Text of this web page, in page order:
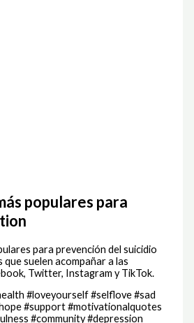
populares para
para prevención del suicidio
suelen acompañar a las
Twitter, Instagram y TikTok.
#loveyourself #selflove #sad
#support #motivationalquotes
#community #depression